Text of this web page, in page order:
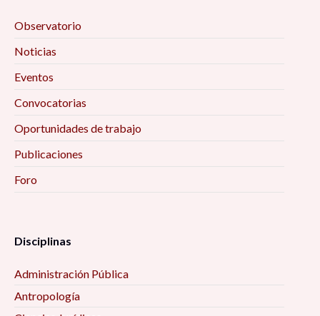
Observatorio
Noticias
Eventos
Convocatorias
Oportunidades de trabajo
Publicaciones
Foro
Disciplinas
Administración Pública
Antropología